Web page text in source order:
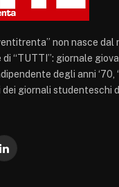
non nasce dal
di “TUTTI”: giornale
degli anni ‘70,
dei giornali studenteschi
LinkedIn